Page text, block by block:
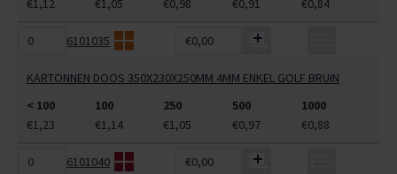
€1,12
€1,05 €0,98 €0,91 €0,84
6101035 €0,00
KARTONNEN DOOS 350X230X250MM 4MM ENKEL GOLF BRUIN
< 100
100 250 500
1000
€1,23
€1,14 €1,05 €0,97 €0,88
6101040 €0,00